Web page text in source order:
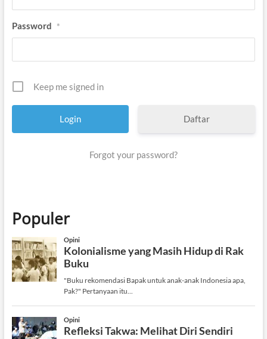
Password *
Keep me signed in
Daftar
Forgot your password?
Populer